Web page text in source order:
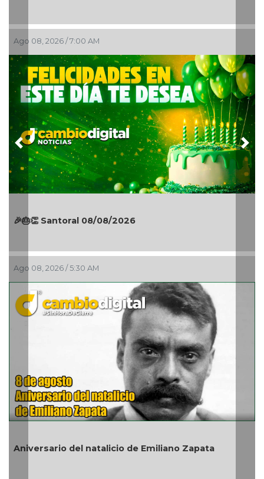
Ago 08, 2026 / 7:00 AM
🎉🎂👏 Santoral 08/08/2026
Ago 08, 2026 / 5:30 AM
Aniversario del natalicio de Emiliano Zapata
Previous